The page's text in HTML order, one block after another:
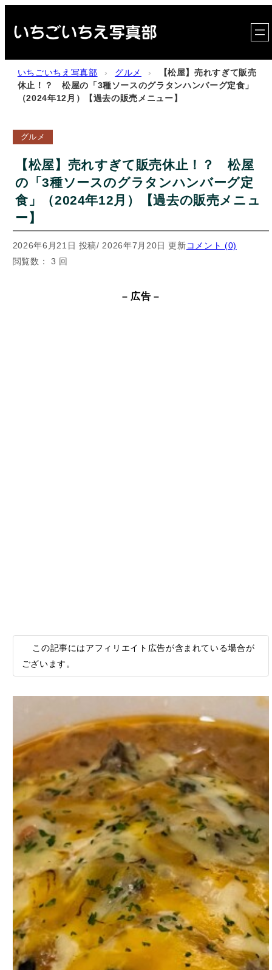
容
いちごいちえ写真部 › グルメ ›
【松屋】売れすぎて販売
休止！？ 松屋の「3種ソースのグラタンハンバーグ定食」
（2024年12月）【過去の販売メニュー】
グルメ
【松屋】売れすぎて販売休止！？ 松屋
の「3種ソースのグラタンハンバーグ定
食」（2024年12月）【過去の販売メニュ
ー】
2026年6月21日 投稿/ 2026年7月20日 更新コメント (0)
閲覧数： 3 回
– 広告 –
この記事にはアフィリエイト広告が含まれている場合が
ございます。